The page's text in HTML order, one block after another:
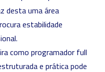
desta uma área
estabilidade
como programador full
e prática pode